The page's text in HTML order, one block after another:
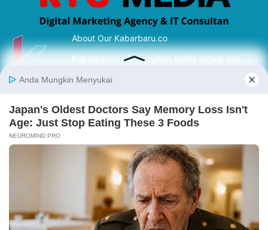
About Our Kabarbaru.co
Kabarbaru.co menyajikan berita aktual dan
serta terverifikasi dari sumber yang tepat.
Follow Kabarbaru
Kabarbaru.co
Copyright © 2026. All rights reserved